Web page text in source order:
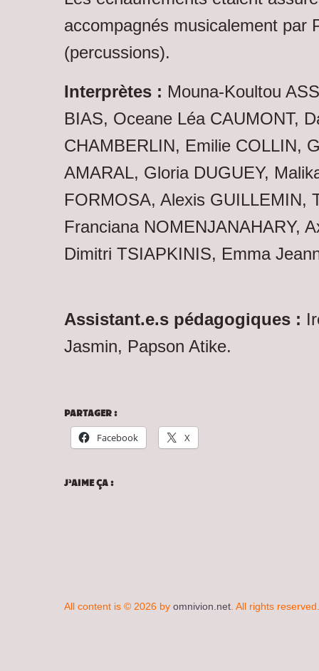
accompagnés musicalement par
(percussions).
Interprètes : Mouna-Koultou
BIAS, Oceane Léa CAUMONT,
CHAMBERLIN, Emilie COLLIN,
AMARAL, Gloria DUGUEY,
FORMOSA, Alexis GUILLEMIN,
Franciana NOMENJANAHARY,
Dimitri TSIAPKINIS, Emma
Assistant.e.s pédagogiques :
Jasmin, Papson Atike.
PARTAGER :
Facebook
X
J’AIME ÇA :
All content is © 2026 by omnivion.net . All rights reserved.